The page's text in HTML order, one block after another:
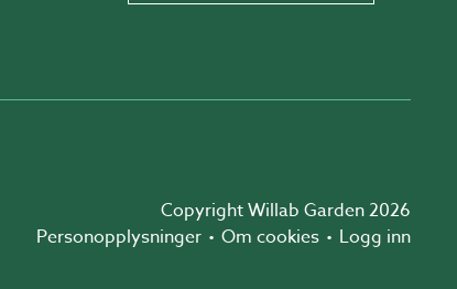
Copyright Willab Garden 2026
Personopplysninger
Om cookies Logg inn